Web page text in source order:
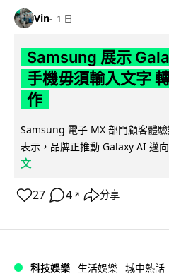
Vin 1 日
Samsung 展示
手機毋須輸入文字
作
Samsung 電子 MX 部門顧客體
表示，品牌正推動 Galaxy AI 邁
文
27 4 ↗ 分享
科技娛樂 生活娛樂 城中熱話